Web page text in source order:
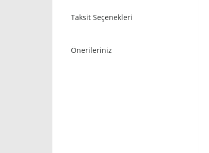
Taksit Seçenekleri
Önerileriniz